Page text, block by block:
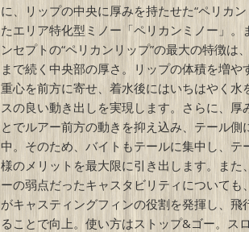
に、リップの中央に厚みを持たせた“ペリカ
たエリア特化型ミノー「ペリカンミノー」。
ンセプトの“ペリカンリップ”の最大の特徴は
まで続く中央部の厚さ。リップの体積を増や
重心を前方に寄せ、着水後にはいちはやく水
スの良い動き出しを実現します。さらに、厚
とでルアー前方の動きを抑え込み、テール側
中。そのため、バイトもテールに集中し、テ
様のメリットを最大限に引き出します。また
ーの弱点だったキャスタビリティについても
がキャスティングフィンの役割を発揮し、飛
ることで向上。使い方はストップ&ゴー。ス